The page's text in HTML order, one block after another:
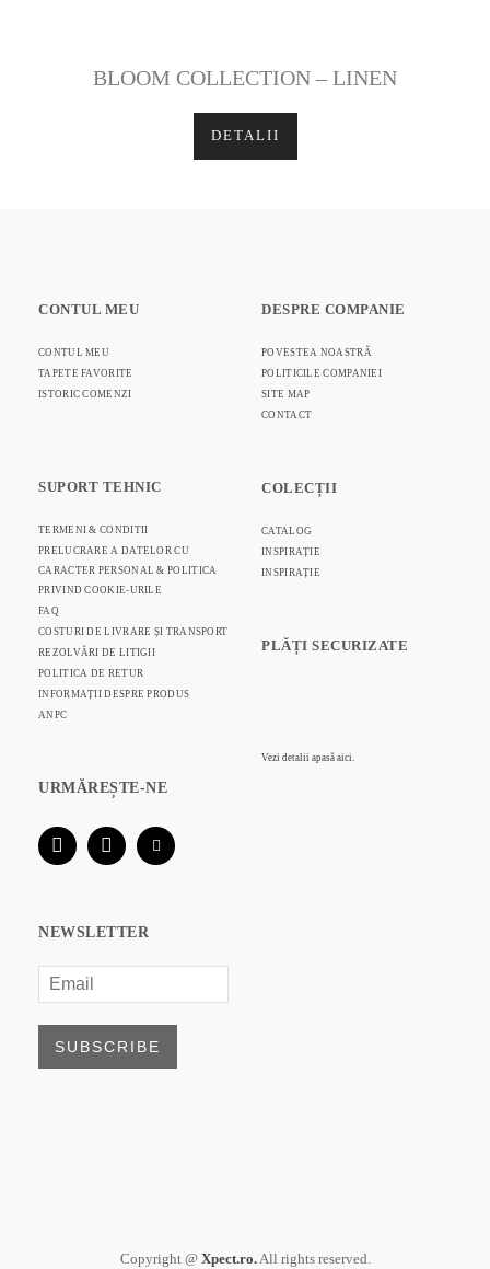
BLOOM COLLECTION – LINEN
DETALII
CONTUL MEU
CONTUL MEU
TAPETE FAVORITE
ISTORIC COMENZI
SUPORT TEHNIC
TERMENI & CONDITII
PRELUCRARE A DATELOR CU
CARACTER PERSONAL & POLITICA
PRIVIND COOKIE-URILE
FAQ
COSTURI DE LIVRARE ȘI TRANSPORT
REZOLVĂRI DE LITIGII
POLITICA DE RETUR
INFORMAȚII DESPRE PRODUS
ANPC
URMĂREȘTE-NE
NEWSLETTER
DESPRE COMPANIE
POVESTEA NOASTRĂ
POLITICILE COMPANIEI
SITE MAP
CONTACT
COLECȚII
CATALOG
INSPIRAȚIE
INSPIRAȚIE
PLĂȚI SECURIZATE
Vezi detalii apasă aici.
Copyright @ Xpect.ro.All rights reserved.